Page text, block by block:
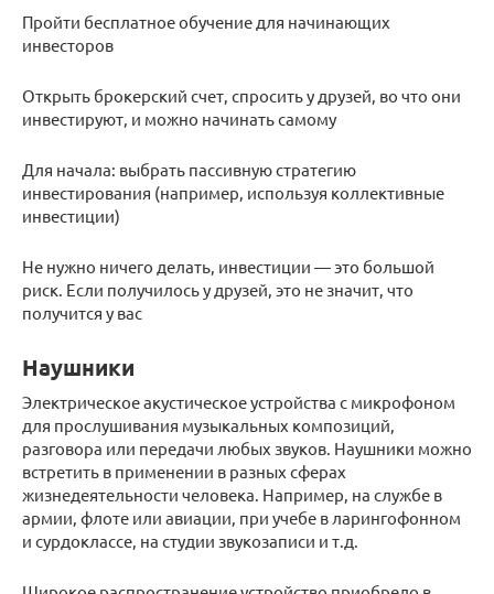
Пройти бесплатное обучение для начинающих
инвесторов
Открыть брокерский счет, спросить у друзей, во что они
инвестируют, и можно начинать самому
Для начала: выбрать пассивную стратегию
инвестирования (например, используя коллективные
инвестиции)
Не нужно ничего делать, инвестиции — это большой
риск. Если получилось у друзей, это не значит, что
получится у вас
Наушники
Электрическое акустическое устройства с микрофоном
для прослушивания музыкальных композиций,
разговора или передачи любых звуков. Наушники можно
встретить в применении в разных сферах
жизнедеятельности человека. Например, на службе в
армии, флоте или авиации, при учебе в ларингофонном
и сурдоклассе, на студии звукозаписи и т.д.